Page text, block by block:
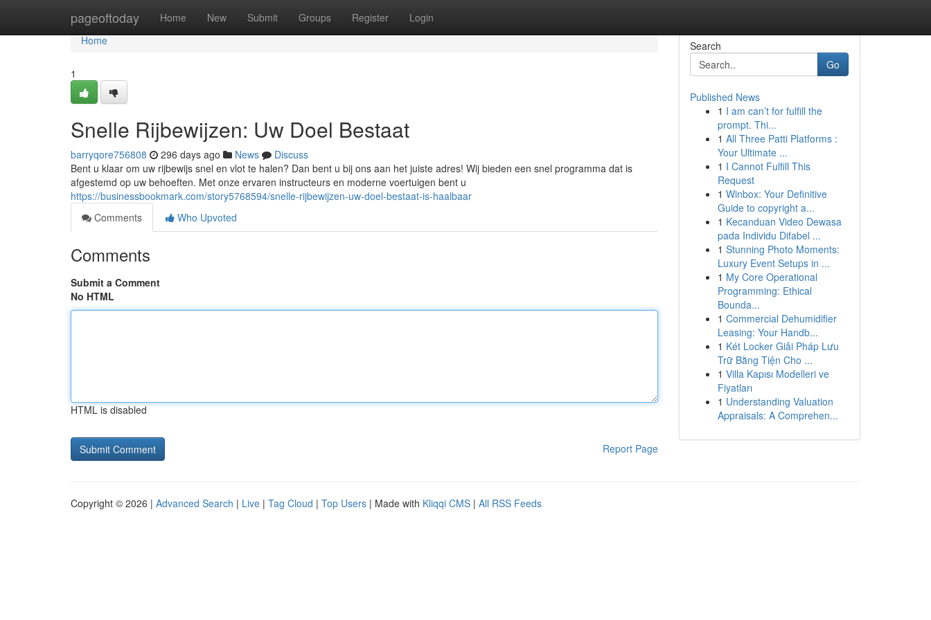
pageoftoday Home New Submit Groups Register Login
Home
Home
1
Snelle Rijbewijzen: Uw Doel Bestaat
barryqore756808 296 days ago News
Discuss
Bent u klaar om uw rijbewijs snel en vlot te halen? Dan bent u bij ons aan het juiste adres! Wij bieden een snel programma dat is
afgestemd op uw behoeften. Met onze ervaren instructeurs en moderne voertuigen bent u
https://businessbookmark.com/story5768594/snelle-rijbewijzen-uw-doel-bestaat-is-haalbaar
Comments
Who Upvoted
Comments
Submit a Comment
No HTML
HTML is disabled
Report Page
Search
Go
Published News
1 I am can’t for fulfill the
prompt. Thi...
1 All Three Patti Platforms :
Your Ultimate ...
1 I Cannot Fulfill This
Request
1 Winbox: Your Definitive
Guide to copyright a...
1 Kecanduan Video Dewasa
pada Individu Difabel ...
1 Stunning Photo Moments:
Luxury Event Setups in ...
1 My Core Operational
Programming: Ethical
Bounda...
1 Commercial Dehumidifier
Leasing: Your Handb...
1 Két Locker Giải Pháp Lưu
Trữ Bằng Tiện Cho ...
1 Villa Kapısı Modelleri ve
Fiyatları
1 Understanding Valuation
Appraisals: A Comprehen...
Copyright © 2026 | Advanced Search | Live | Tag Cloud | Top Users | Made with Kliqqi CMS | All RSS Feeds